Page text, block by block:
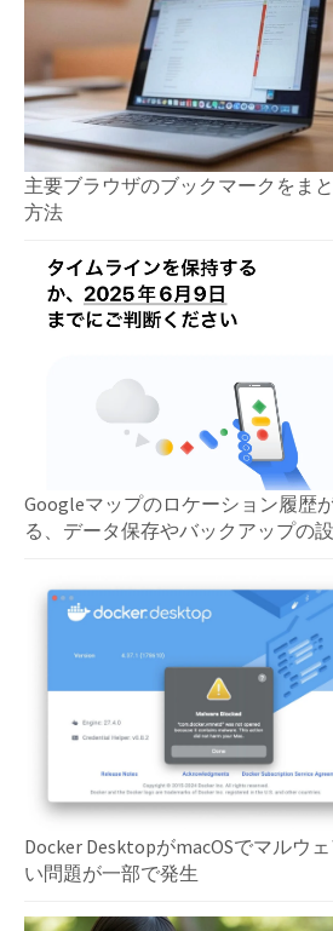
主要ブラウザのブックマークをま
方法
Googleマップのロケーション履歴
る、データ保存やバックアップの
Docker DesktopがmacOSでマルウ
い問題が一部で発生